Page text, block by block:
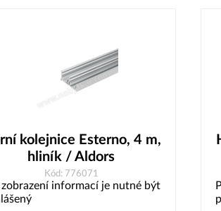
kolejnice Esterno, 4 m,
hliník / Aldors
Kód: 776071
zobrazení informací je nutné být